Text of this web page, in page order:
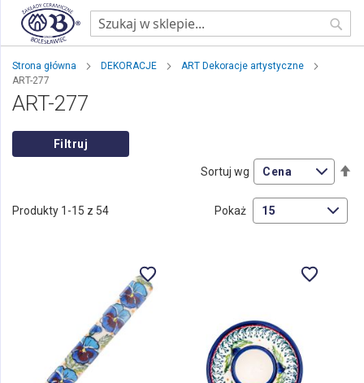
Strona główna DEKORACJE
ART Dekoracje artystyczne
ART-277
ART-277
Filtruj
Produkty 1 -15 z 54
Sortuj wg
Pokaż